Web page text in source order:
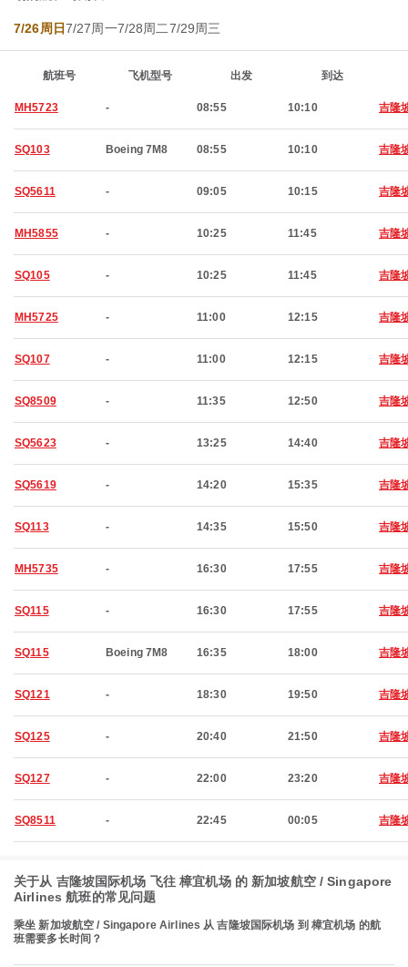
7/26周日7/27周一7/28周二7/29周三
航班号 飞机型号 出发 到达
MH5723 - 08:55 10:10 吉隆
SQ103 Boeing 7M8 08:55 10:10 吉隆
SQ5611 - 09:05 10:15 吉隆
MH5855 - 10:25 11:45 吉隆
SQ105 - 10:25 11:45 吉隆
MH5725 - 11:00 12:15 吉隆
SQ107 - 11:00 12:15 吉隆
SQ8509 - 11:35 12:50 吉隆
SQ5623 - 13:25 14:40 吉隆
SQ5619 - 14:20 15:35 吉隆
SQ113 - 14:35 15:50 吉隆
MH5735 - 16:30 17:55 吉隆
SQ115 - 16:30 17:55 吉隆
SQ115 Boeing 7M8 16:35 18:00 吉隆
SQ121 - 18:30 19:50 吉隆
SQ125 - 20:40 21:50 吉隆
SQ127 - 22:00 23:20 吉隆
SQ8511 - 22:45 00:05 吉隆
关于从 吉隆坡国际机场 飞往 樟宜机场 的 新加坡航空 / Singapore
Airlines 航班的常见问题
乘坐 新加坡航空 / Singapore Airlines 从 吉隆坡国际机场 到 樟宜机场 的航
班需要多长时间？